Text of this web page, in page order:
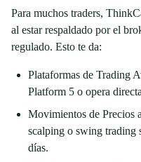
Para muchos traders,
al estar respaldado por el
regulado. Esto te da:
Plataformas de Trading
Platform 5 o opera
Movimientos de Precios
scalping o swing trading
días.